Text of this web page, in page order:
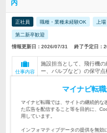
内
正社員 職種・業種未経験OK 上場
第二新卒歓迎
情報更新日：2026/07/31 終了予定日：
仕事内容
施設担当として、飛行機
ー、バルブなど）の保守
なる方
＼業界未経験OK／普通自
※転勤無し※ 【羽田空港】
マイナビ転
マイナビ転職では、サイトの継続的な
た広告を配信すること等を目的に、
用しています。
インフォマティブデータの提供を無効